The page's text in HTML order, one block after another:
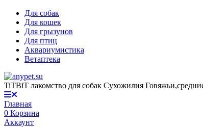
Для собак
Для кошек
Для грызунов
Для птиц
Аквариумистика
Ветаптека
TiTBiT лакомство для собак Сухожилия
Главная
0 Корзина
Аккаунт